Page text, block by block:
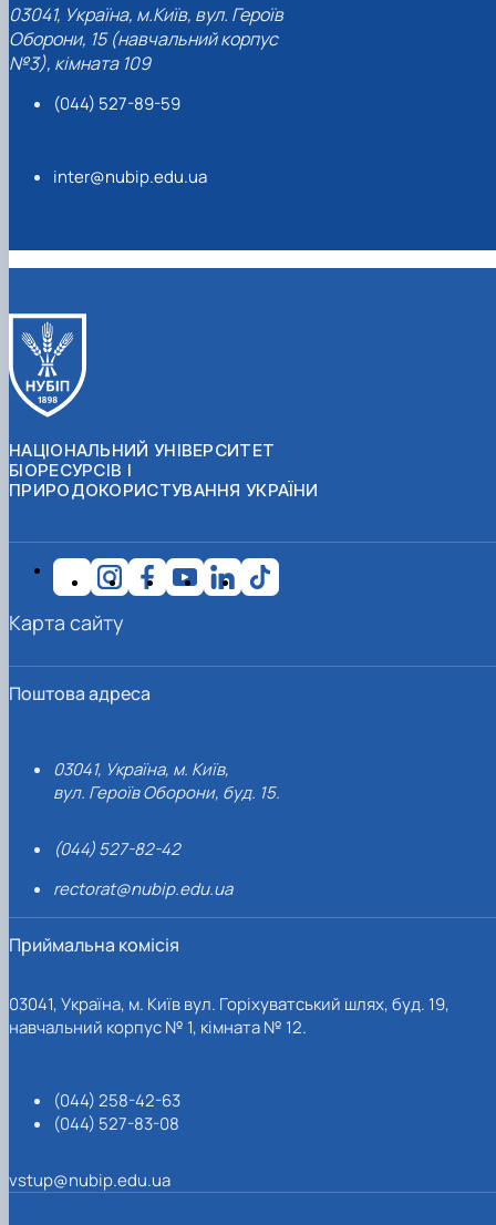
03041, Україна, м.Київ, вул. Героїв
Оборони, 15 (навчальний корпус
№3), кімната 109
(044) 527-89-59
inter@nubip.edu.ua
НАЦІОНАЛЬНИЙ УНІВЕРСИТЕТ
БІОРЕСУРСІВ І
ПРИРОДОКОРИСТУВАННЯ УКРАЇНИ
Поштова адреса
03041, Україна, м. Київ,
вул. Героїв Оборони, буд. 15.
(044) 527-82-42
rectorat@nubip.edu.ua
Приймальна комісія
03041, Україна, м. Київ вул. Горіхуватський шлях, буд. 19,
навчальний корпус № 1, кімната № 12.
(044) 258-42-63
(044) 527-83-08
vstup@nubip.edu.ua
Карта сайту